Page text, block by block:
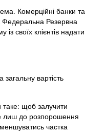
Комерційні банки та
Федеральна Резервна
своїх клієнтів надати
вартість
таке: щоб залучити
лиш до розпорошення
частка